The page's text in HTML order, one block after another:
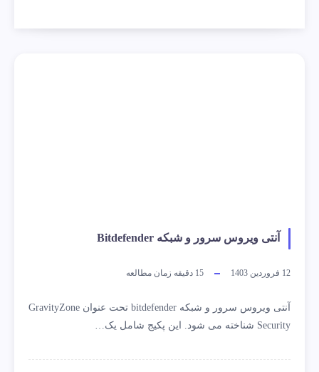
آنتی ویروس سرور و شبکه Bitdefender
12 فروردین 1403 15 دقیقه زمان مطالعه
آنتی ویروس سرور و شبکه bitdefender تحت عنوان GravityZone
Security شناخته می شود. این پکیج شامل یک…